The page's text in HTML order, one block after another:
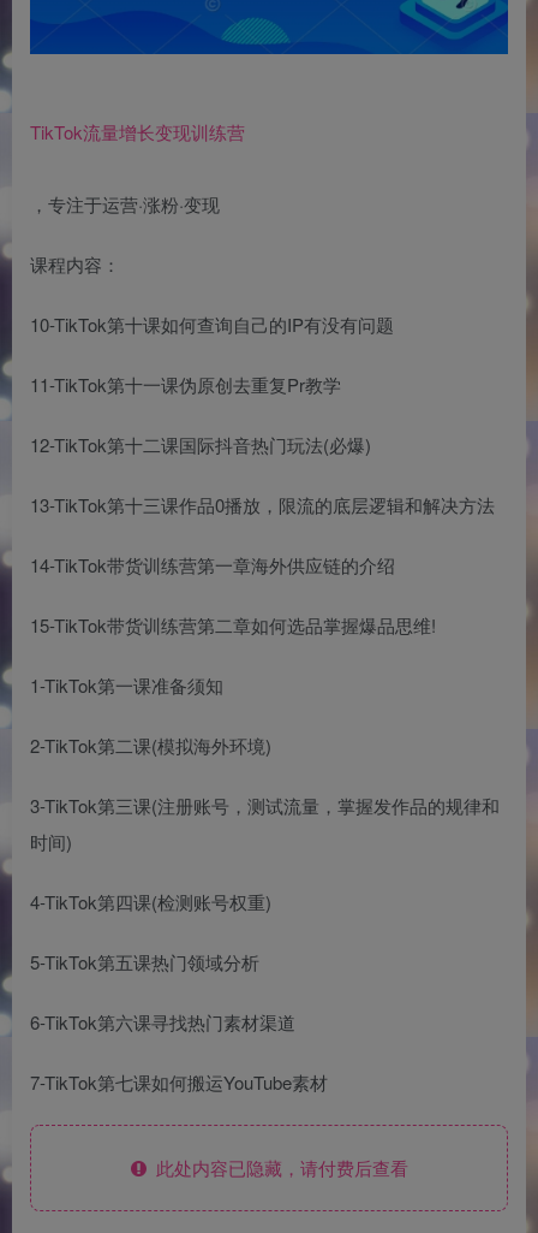
TikTok流量增长变现训练营
，专注于运营·涨粉·变现
课程内容：
10-TikTok第十课如何查询自己的IP有没有问题
11-TikTok第十一课伪原创去重复Pr教学
12-TikTok第十二课国际抖音热门玩法(必爆)
13-TikTok第十三课作品0播放，限流的底层逻辑和解决方法
14-TikTok带货训练营第一章海外供应链的介绍
15-TikTok带货训练营第二章如何选品掌握爆品思维!
1-TikTok第一课准备须知
2-TikTok第二课(模拟海外环境)
3-TikTok第三课(注册账号，测试流量，掌握发作品的规律和
时间)
4-TikTok第四课(检测账号权重)
5-TikTok第五课热门领域分析
6-TikTok第六课寻找热门素材渠道
7-TikTok第七课如何搬运YouTube素材
此处内容已隐藏，请付费后查看